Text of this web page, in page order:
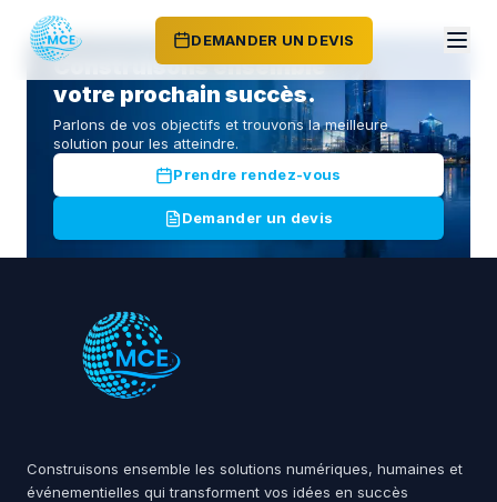
DEMANDER UN DEVIS
Construisons ensemble
votre prochain succès.
Parlons de vos objectifs et trouvons la meilleure
solution pour les atteindre.
Prendre rendez-vous
Demander un devis
Construisons ensemble les solutions numériques, humaines et
événementielles qui transforment vos idées en succès